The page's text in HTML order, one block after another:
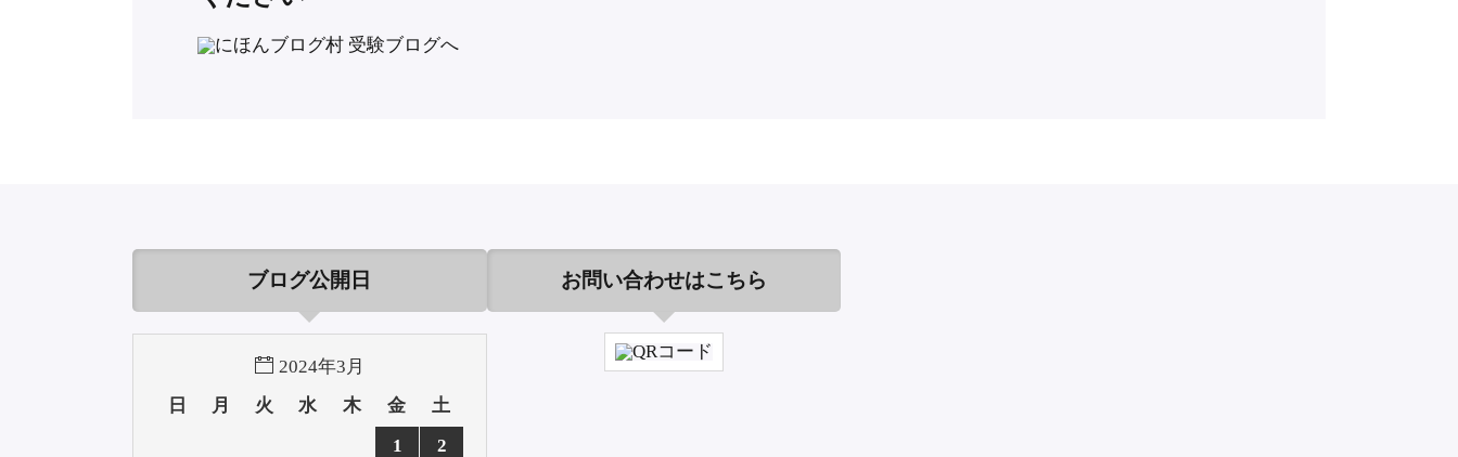
ブログ公開日
2024年3月
日
月 火 水 木 金
土
1
2
お問い合わせはこちら